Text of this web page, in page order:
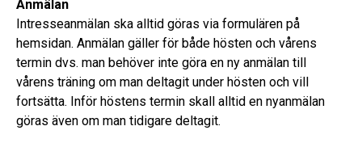
Anmälan
Intresseanmälan ska alltid göras via formulären på
hemsidan. Anmälan gäller för både hösten och vårens
termin dvs. man behöver inte göra en ny anmälan till
vårens träning om man deltagit under hösten och vill
fortsätta. Inför höstens termin skall alltid en nyanmälan
göras även om man tidigare deltagit.